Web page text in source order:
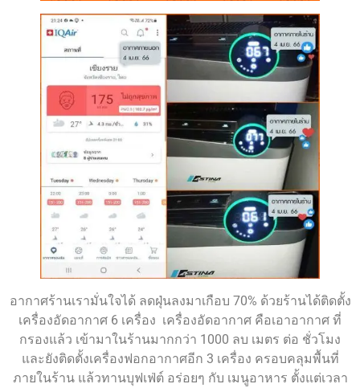
อากาศร้านเรามั่นใจได้ ลดฝุ่นลงมาเกือบ 70% ด้วยร้านได้ติดตั้ง
เครื่องอัดอากาศ 6 เครื่อง เครื่องอัดอากาศ คือเอาอากาศ ที่
กรองแล้ว เข้ามาในร้านมากกว่า 1000 ลบ เมตร ต่อ ชั่วโมง
และยังติดตั้งเครื่องฟอกอากาศอีก 3 เครื่อง ครอบคลุมพื้นที่
ภายในร้าน แล้วทานบุฟเฟ่ต์ อร่อยๆ กับ เมนูอาหาร ตั้งแต่เวลา